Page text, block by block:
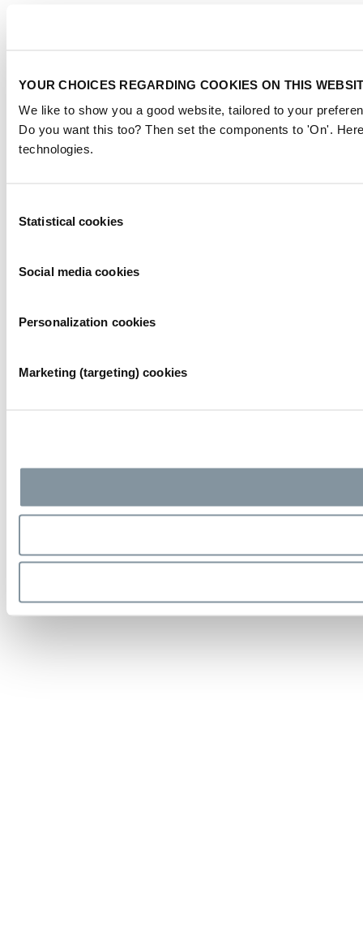
YOUR CHOICES REGARDING COOKIES ON THIS
We like to show you a good website, tailored to your
Do you want this too? Then set the components to 'On'.
technologies.
Selection
Statistical cookies
Social media cookies
Personalization cookies
Marketing (targeting) cookies